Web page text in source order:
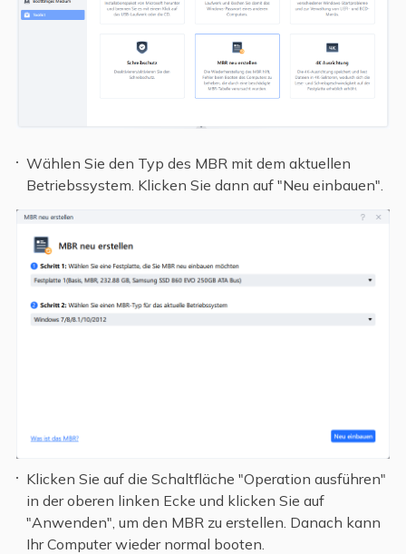
Wählen Sie den Typ des MBR mit dem aktuellen
Betriebssystem. Klicken Sie dann auf "Neu einbauen".
Klicken Sie auf die Schaltfläche "Operation ausführen"
in der oberen linken Ecke und klicken Sie auf
"Anwenden", um den MBR zu erstellen. Danach kann
Ihr Computer wieder normal booten.